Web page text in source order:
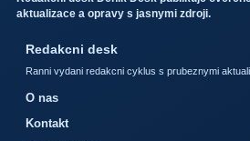
aktualizace a opravy s jasnymi zdroji.
Redakcni desk
Ranni vydani redakcni cyklus s prubeznymi
O nas
Kontakt